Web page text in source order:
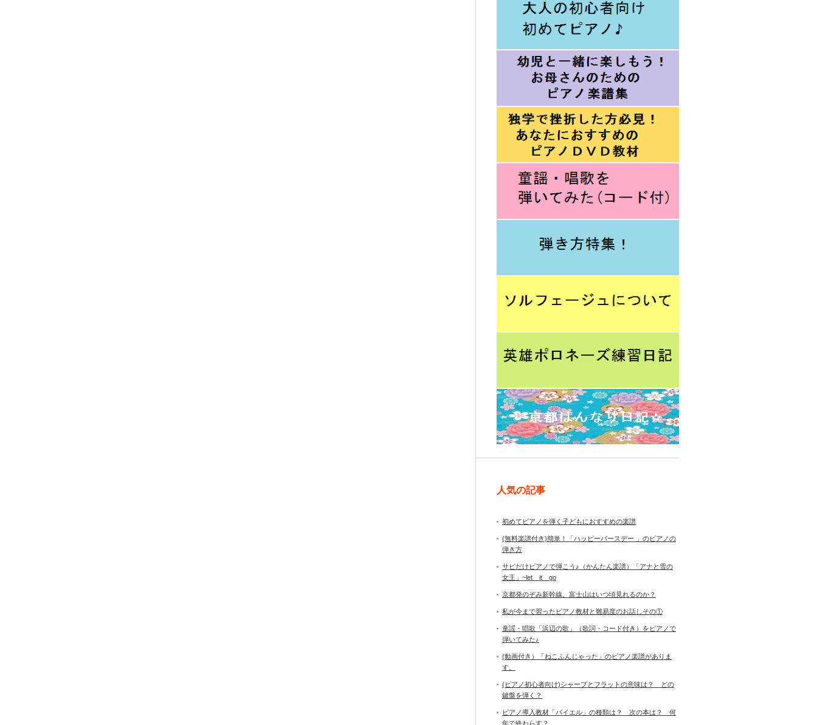
人気の記事
初めてピアノを弾く子どもにおすすめの楽譜
(無料楽譜付き)簡単！「ハッピーバースデー 」のピアノの
弾き方
サビだけピアノで弾こう♪（かんたん楽譜）「アナと雪の
女王」~let it go
京都発のぞみ新幹線。富士山はいつ頃見れるのか？
私が今まで習ったピアノ教材と難易度のお話しその①
童謡・唱歌「浜辺の歌」（歌詞・コード付き）をピアノで
弾いてみた♪
(動画付き）「ねこふんじゃった」のピアノ楽譜がありま
す。
(ピアノ初心者向け)シャープとフラットの意味は？ どの
鍵盤を弾く？
ピアノ導入教材「バイエル」の種類は？ 次の本は？ 何
年で終わらす？